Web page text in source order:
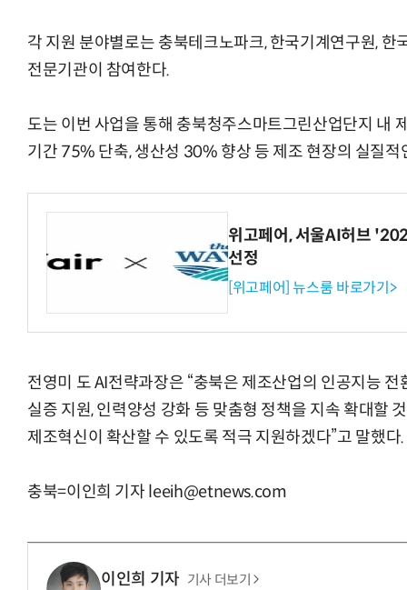
각 지원 분야별로는 충북테크노파크, 한국기계연구원,
전문기관이 참여한다.
도는 이번 사업을 통해 충북청주스마트그린산업단지 내
기간 75% 단축, 생산성 30% 향상 등 제조 현장의 실질
위고페어, 서울AI허브
선정
[위고페어] 뉴스룸 바로가기>
전영미 도 AI전략과장은 “충북은 제조산업의 인공지능
실증 지원, 인력양성 강화 등 맞춤형 정책을 지속 확대할
제조혁신이 확산할 수 있도록 적극 지원하겠다”고 말했다.
충북=이인희 기자 leeih@etnews.com
이인희 기자 기사 더보기